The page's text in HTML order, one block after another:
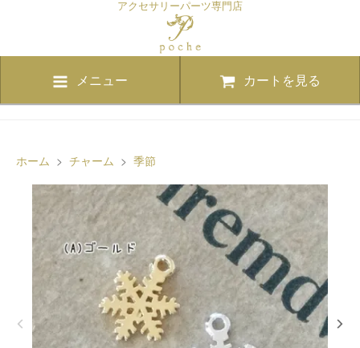
アクセサリーパーツ専門店
メニュー カートを見る
ホーム > チャーム > 季節